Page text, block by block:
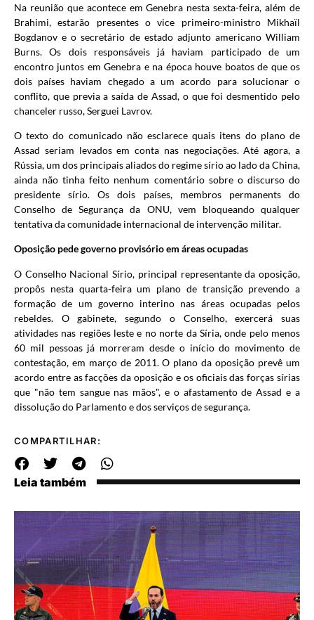
Na reunião que acontece em Genebra nesta sexta-feira, além de
Brahimi, estarão presentes o vice primeiro-ministro Mikhaïl
Bogdanov e o secretário de estado adjunto americano William
Burns. Os dois responsáveis já haviam participado de um
encontro juntos em Genebra e na época houve boatos de que os
dois países haviam chegado a um acordo para solucionar o
conflito, que previa a saída de Assad, o que foi desmentido pelo
chanceler russo, Serguei Lavrov.
O texto do comunicado não esclarece quais itens do plano de
Assad seriam levados em conta nas negociações. Até agora, a
Rússia, um dos principais aliados do regime sírio ao lado da China,
ainda não tinha feito nenhum comentário sobre o discurso do
presidente sírio. Os dois países, membros permanents do
Conselho de Segurança da ONU, vem bloqueando qualquer
tentativa da comunidade internacional de intervenção militar.
Oposição pede governo provisório em áreas ocupadas
O Conselho Nacional Sírio, principal representante da oposição,
propôs nesta quarta-feira um plano de transição prevendo a
formação de um governo interino nas áreas ocupadas pelos
rebeldes. O gabinete, segundo o Conselho, exercerá suas
atividades nas regiões leste e no norte da Síria, onde pelo menos
60 mil pessoas já morreram desde o início do movimento de
contestação, em março de 2011. O plano da oposição prevê um
acordo entre as facções da oposição e os oficiais das forças sírias
que "não tem sangue nas mãos", e o afastamento de Assad e a
dissolução do Parlamento e dos serviços de segurança.
COMPARTILHAR:
Leia também